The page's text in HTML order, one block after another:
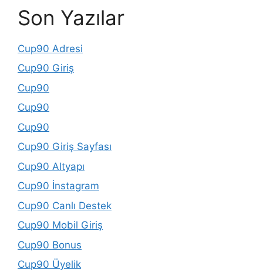
Son Yazılar
Cup90 Adresi
Cup90 Giriş
Cup90
Cup90
Cup90
Cup90 Giriş Sayfası
Cup90 Altyapı
Cup90 İnstagram
Cup90 Canlı Destek
Cup90 Mobil Giriş
Cup90 Bonus
Cup90 Üyelik